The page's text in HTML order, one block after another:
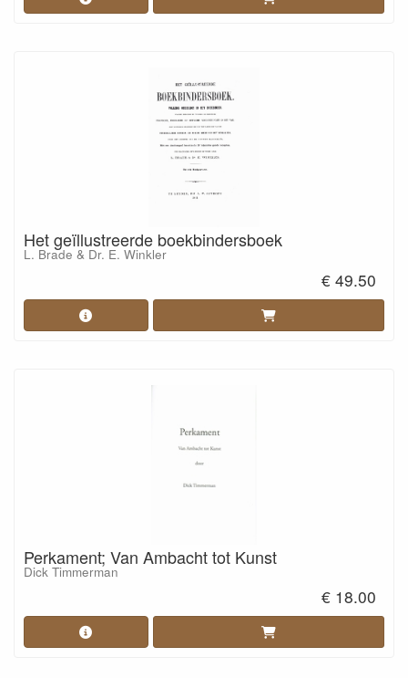
Het geïllustreerde boekbindersboek
L. Brade & Dr. E. Winkler
€ 49.50
Perkament; Van Ambacht tot Kunst
Dick Timmerman
€ 18.00